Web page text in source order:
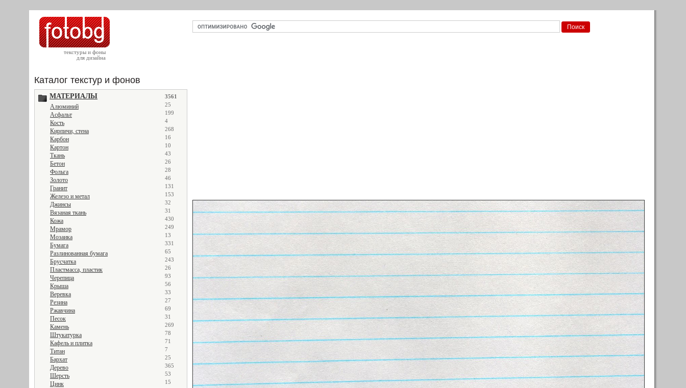
текстуры и фоны
для дизайна
Каталог текстур и фонов
МАТЕРИАЛЫ 3561
Алюминий 25
Асфальт 199
Кость 4
Кирпичи, стена 268
Карбон 16
Картон 10
Ткань 43
Бетон 26
Фольга 28
Золото 46
Гранит 131
Железо и метал 153
Джинсы 32
Вязаная ткань 31
Кожа 430
Мрамор 249
Мозаика 13
Бумага 331
Разлинованная бумага 65
Брусчатка 243
Пластмасса, пластик 26
Черепица 93
Крыша 56
Веревка 33
Резина 27
Ржавчина 69
Песок 31
Камень 269
Штукатурка 78
Кафель и плитка 71
Титан 7
Бархат 25
Дерево 365
Шерсть 53
Цинк 15